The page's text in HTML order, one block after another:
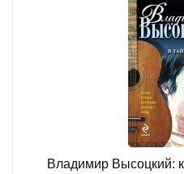
Владимир Высоцкий: